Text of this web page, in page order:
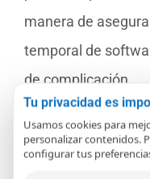
manera de
temporal de
de complicación.
Otro posible
Aunque no todos
Tu privacidad es
Usamos cookies para
personalizar contenidos.
configurar tus